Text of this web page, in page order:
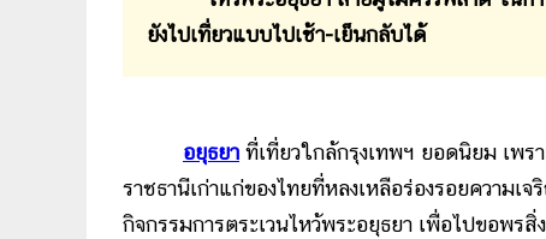
ยังไปเที่ยวแบบไปเช้า-เย็นกลับได้
อยุธยา ที่เที่ยวใกล้กรุงเทพฯ ยอดนิยม เพร
ราชธานีเก่าแก่ของไทยที่หลงเหลือร่องรอยความ
กิจกรรมการตระเวนไหว้พระอยุธยา เพื่อไปขอพ